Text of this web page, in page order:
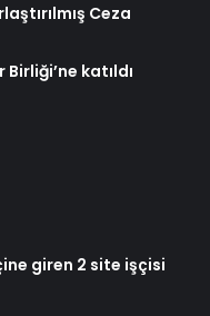
Ceza
katıldı
giren 2 site işçisi